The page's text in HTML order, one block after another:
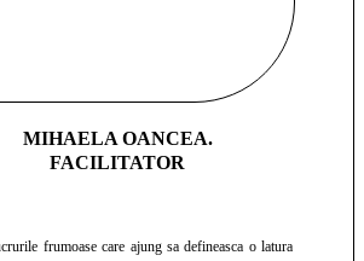
MIHAELA OANCEA.
FACILITATOR
frumoase care ajung sa defineasca o latura